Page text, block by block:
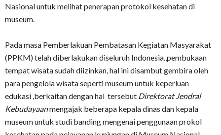
Nasional untuk melihat penerapan protokol kesehatan di
museum.
Pada masa Pemberlakuan Pembatasan Kegiatan Masyarakat
(PPKM) telah diberlakukan diseluruh Indonesia.,pembukaan
tempat wisata sudah diizinkan, hal ini disambut gembira oleh
para pengelola wisata seperti museum untuk keperluan
edukasi ,berkaitan dengan hal tersebut Direktorat Jendral
Kebudayaanmengajak beberapa kepala dinas dan kepala
museum untuk studi banding mengenai penggunaan prokol